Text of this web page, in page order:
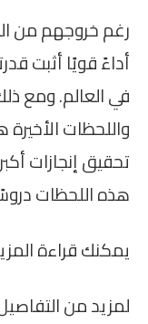
رغم خروجهم من
أداءً قويًا أثبت
في العالم. ومع
واللحظات
هذه اللحظات
يمكنك قراءة
لمزيد من